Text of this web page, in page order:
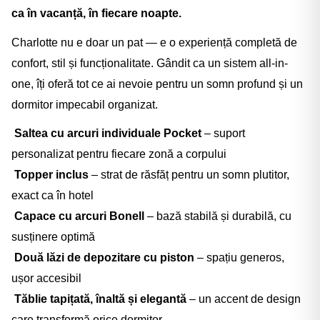
ca în vacanță, în fiecare noapte.
Charlotte nu e doar un pat — e o experiență completă de
confort, stil și funcționalitate. Gândit ca un sistem all-in-
one, îți oferă tot ce ai nevoie pentru un somn profund și un
dormitor impecabil organizat.
Saltea cu arcuri individuale Pocket – suport
personalizat pentru fiecare zonă a corpului
Topper inclus – strat de răsfăț pentru un somn plutitor,
exact ca în hotel
Capace cu arcuri Bonell
– bază stabilă și durabilă, cu
susținere optimă
Două lăzi de depozitare cu piston – spațiu generos,
ușor accesibil
Tăblie tapițată, înaltă și elegantă – un accent de design